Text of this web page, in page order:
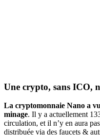
Une crypto, sans ICO,
La cryptomonnaie Nano a
minage. Il y a actuellement
circulation, et il n’y en aura
distribuée via des faucets &